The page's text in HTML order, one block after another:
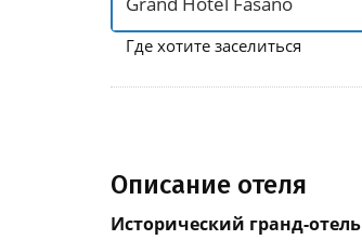
Где хотите заселиться
Описание отеля
Исторический гранд-